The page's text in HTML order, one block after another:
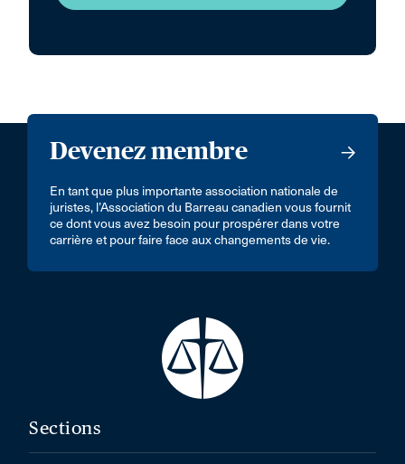
Devenez membre
En tant que plus importante association nationale de
juristes, l’Association du Barreau canadien vous fournit
ce dont vous avez besoin pour prospérer dans votre
carrière et pour faire face aux changements de vie.
Sections